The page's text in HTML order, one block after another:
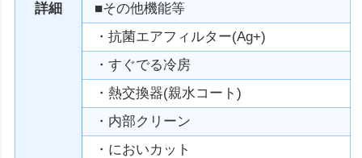
詳細
■その他機能等
・抗菌エアフィルター(Ag+)
・すぐでる冷房
・熱交換器(親水コート)
・内部クリーン
・においカット